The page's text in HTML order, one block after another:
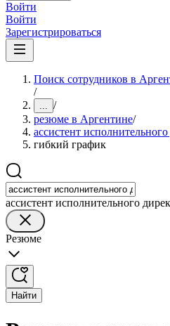
Войти
Войти
Зарегистрироваться
Поиск сотрудников в
/
... /
резюме в Аргентине/
ассистент
гибкий график
ассистент исполнительного
Резюме
Найти